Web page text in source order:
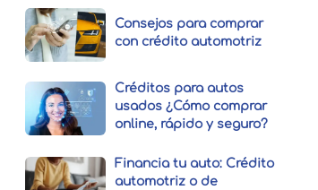
Consejos para comprar
con crédito automotriz
Créditos para autos
usados ¿Cómo comprar
online, rápido y seguro?
Financia tu auto: Crédito
automotriz o de